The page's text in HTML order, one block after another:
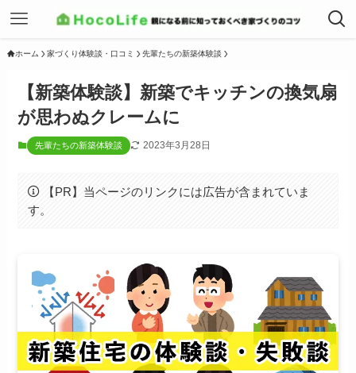
ホーム 家づくり体験談・口コミ 先輩たちの新築体験談
【新築体験談】新築でキッチンの換気扇
が思わぬクレームに
先輩たちの新築体験談 2023年3月28日
【PR】当ページのリンクには広告が含まれていま
す。